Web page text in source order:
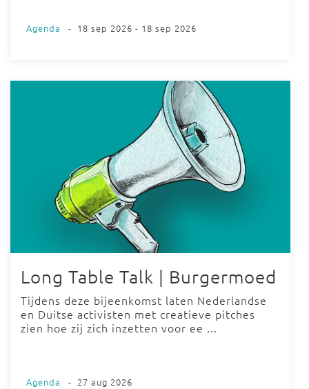
Agenda - 18 sep 2026 - 18 sep 2026
Long Table Talk | Burgermoed
Tijdens deze bijeenkomst laten Nederlandse
en Duitse activisten met creatieve pitches
zien hoe zij zich inzetten voor ee ...
Agenda - 27 aug 2026